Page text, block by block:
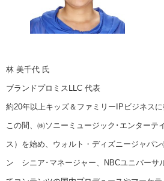
林 美千代 氏
ブランドプロミスLLC 代表
約20年以上キッズ＆ファミリーIPビジネスに
この間、㈱ソニーミュージック･エンターテ
ス）を始め、ウォルト・ディズニージャパ
ン シニア･マネージャー、NBCユニバーサ